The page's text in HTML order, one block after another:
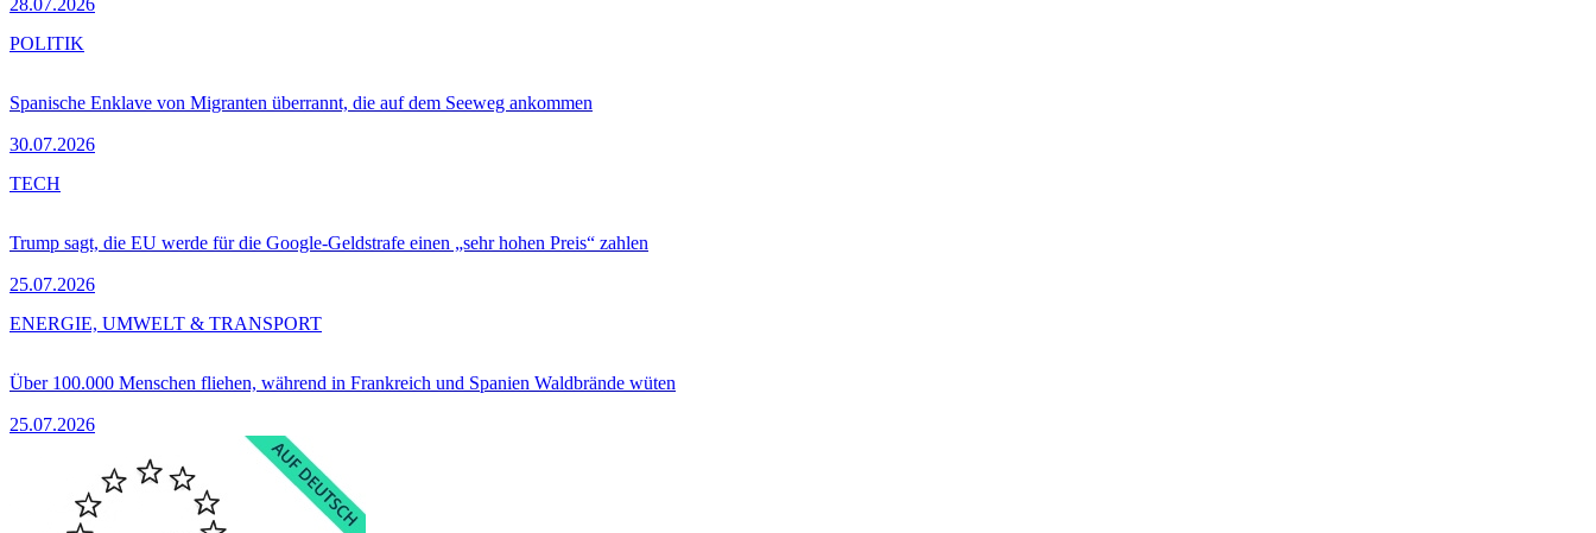
Spanische Enklave von Migranten überrannt, die auf dem Seeweg ankommen
30.07.2026
POLITIK
Trump sagt, die EU werde für die Google-Geldstrafe einen „sehr hohen Preis“ zahlen
25.07.2026
TECH
Über 100.000 Menschen fliehen, während in Frankreich und Spanien Waldbrände wüten
25.07.2026
ENERGIE, UMWELT & TRANSPORT